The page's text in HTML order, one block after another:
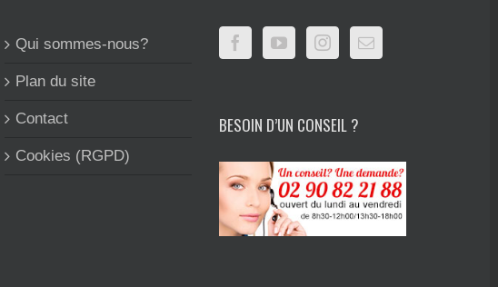
Qui sommes-nous?
Plan du site
Contact
Cookies (RGPD)
BESOIN D’UN CONSEIL ?